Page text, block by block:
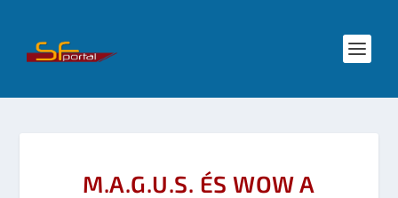
M.A.G.U.S. ÉS WOW A